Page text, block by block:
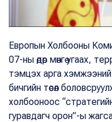
Европын Холбооны
07-ны өдөр мөнгө угаах,
тэмцэх арга
бичгийн төсөл
холбооноос
гуравдагч орон”-ы